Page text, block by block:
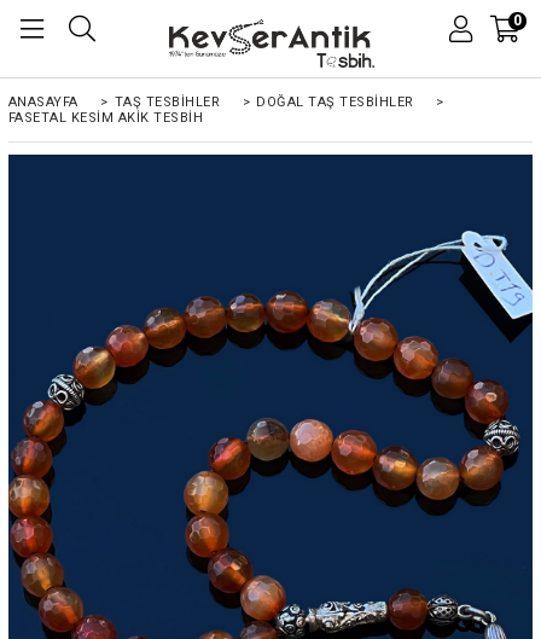
0
ANASAYFA > TAŞ TESBİHLER > DOĞAL TAŞ TESBİHLER
>
FASETAL KESIM AKIK TESBIH